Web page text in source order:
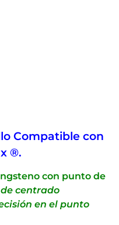
Compatible con
®.
con punto de
centrado
en el punto